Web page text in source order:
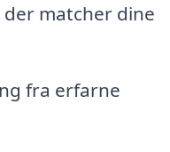
der matcher dine
fra erfarne